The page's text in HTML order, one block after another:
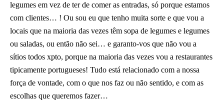
legumes em vez de ter de comer as entradas, só porque estamos
com clientes… ! Ou sou eu que tenho muita sorte e que vou a
locais que na maioria das vezes têm sopa de legumes e legumes
ou saladas, ou então não sei… e garanto-vos que não vou a
sítios todos xpto, porque na maioria das vezes vou a restaurantes
tipicamente portugueses! Tudo está relacionado com a nossa
força de vontade, com o que nos faz ou não sentido, e com as
escolhas que queremos fazer…